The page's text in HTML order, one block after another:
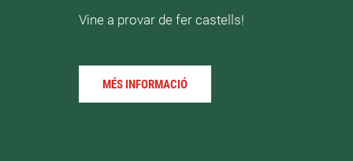
Vine a provar de fer castells!
MÉS INFORMACIÓ